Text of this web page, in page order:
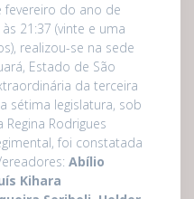
do ano de
21:37 (vinte e uma
realizou-se na sede
Estado de São
da terceira
sétima legislatura, sob
Rodrigues
foi constatada
Abílio
Kihara